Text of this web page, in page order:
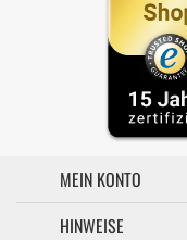
MEIN KONTO
HINWEISE